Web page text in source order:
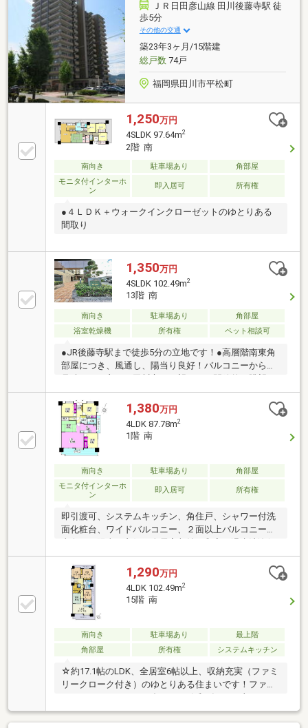
ＪＲ日田彦山線 田川後藤寺駅 徒
歩5分
その他の交通
築23年3ヶ月/15階建
総戸数74戸
福岡県田川市平松町
1,250万円
4SLDK 97.64m2
2階 南
南向き 駐車場あり
角部屋
モニタ付インターホ
ン
即入居可 所有権
●４ＬＤＫ＋ウォークインクローゼットのゆとりある
間取り
1,350万円
4SLDK 102.49m2
13階 南
南向き 駐車場あり
角部屋
浴室乾燥機
所有権 ペット相談可
●JR後藤寺駅まで徒歩5分の立地です！●高層階南東角
部屋につき、風通し、陽当り良好！バルコニーからの
見晴らしも良く、田川市を一望できる開放的な眺望で
す！●ペット対応マンション！大切な家族と一緒に暮
らせます。●専有面積約30坪の4LDKの間取！ファミリ
ー世帯にもお勧めの広さ！●あなぶき管理のマンショ
ン売買はあなぶき不動産流通にお任せください！
1,380万円
4LDK 87.78m2
1階 南
南向き 駐車場あり
角部屋
モニタ付インターホ
ン
即入居可 所有権
即引渡可、システムキッチン、角住戸、シャワー付洗
面化粧台、ワイドバルコニー、２面以上バルコニー、
南向き、陽当り良好、全居室収納、和室、温水洗浄便
座、浴室に窓、ＴＶモニタ付インターホン、ペット相
談、小学校 徒歩10分以内、エレベーター、宅配ボック
ス、駐輪場
1,290万円
4LDK 102.49m2
15階 南
南向き 駐車場あり
最上階
角部屋
所有権 システムキッチン
☆約17.1帖のLDK、全居室6帖以上、収納充実（ファミ
リークローク付き）のゆとりある住まいです！ファミ
リーにもおススメの一邸です♪※令和8年8月一部リフォ
ーム予定です。